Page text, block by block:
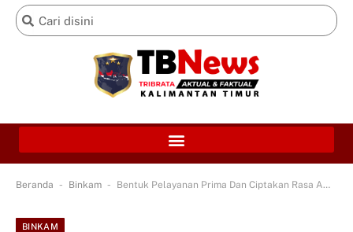
Beranda - Binkam - Bentuk Pelayanan Prima Dan Ciptakan Rasa Aman, Polresta Samarinda Laksanakan Patroli Dialogis
BINKAM